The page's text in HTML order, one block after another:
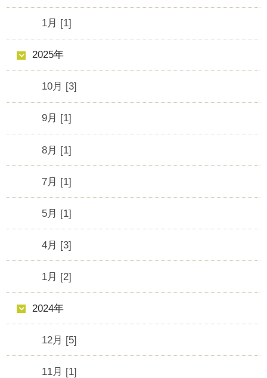
1月 [1]
2025年
10月 [3]
9月 [1]
8月 [1]
7月 [1]
5月 [1]
4月 [3]
1月 [2]
2024年
12月 [5]
11月 [1]